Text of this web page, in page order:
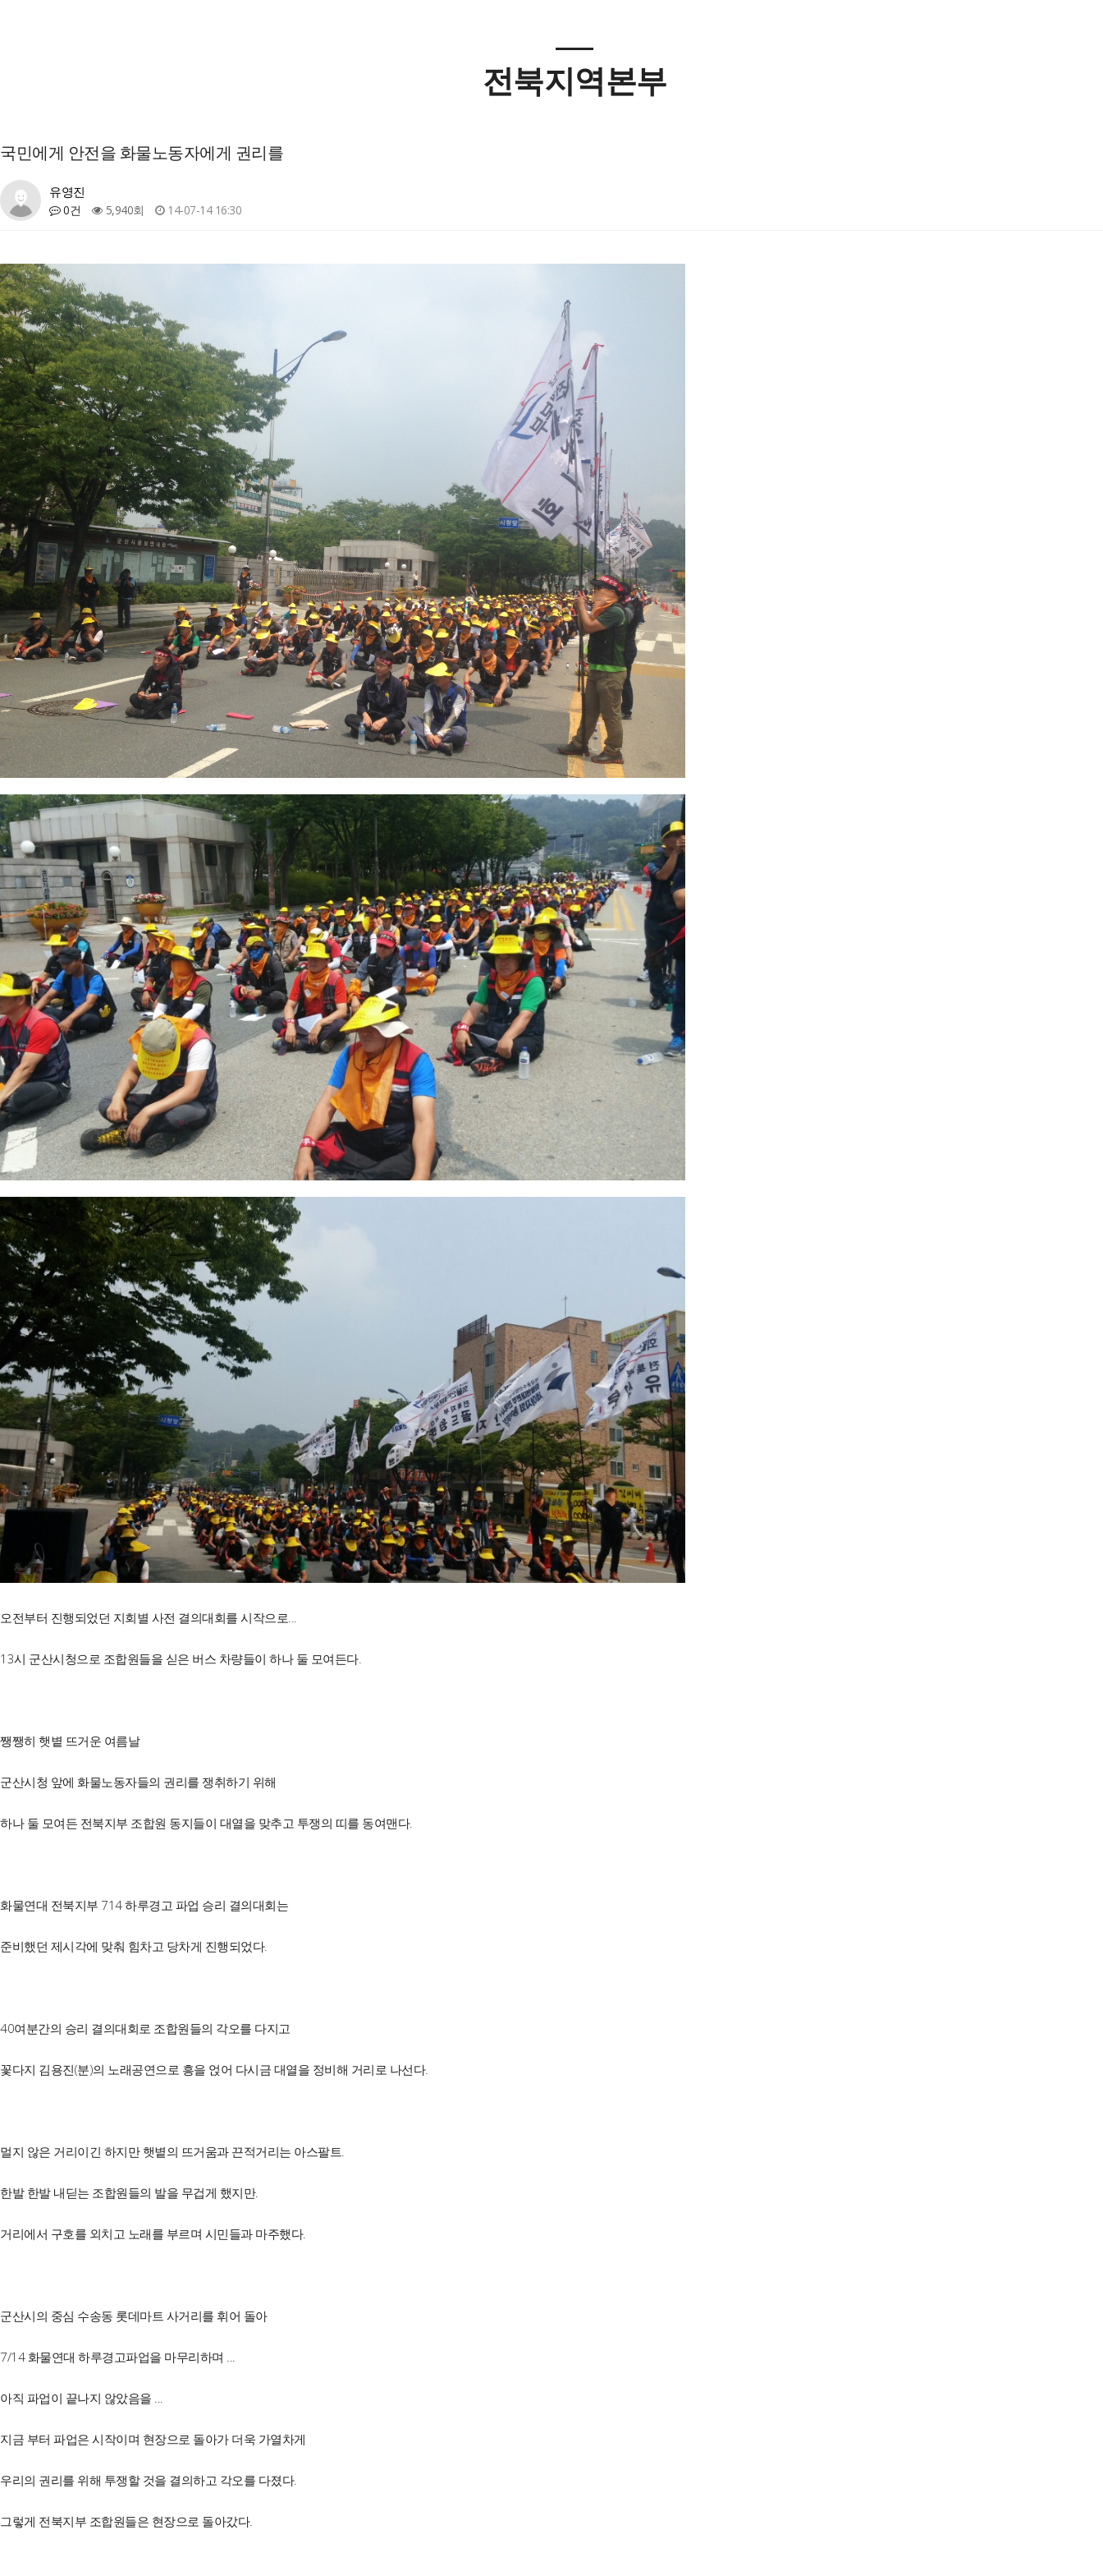
전북지역본부
국민에게 안전을 화물노동자에게 권리를
유영진
0건 5,940회 14-07-14 16:30
오전부터 진행되었던 지회별 사전 결의대회를 시작으로...
13시 군산시청으로 조합원들을 싣은 버스 차량들이 하나 둘 모여든다.
쨍쨍히 햇볕 뜨거운 여름날
군산시청 앞에 화물노동자들의 권리를 쟁취하기 위해
하나 둘 모여든 전북지부 조합원 동지들이 대열을 맞추고 투쟁의 띠를 동여맨다.
화물연대 전북지부 714 하루경고 파업 승리 결의대회는
준비했던 제시각에 맞춰 힘차고 당차게 진행되었다.
40여분간의 승리 결의대회로 조합원들의 각오를 다지고
꽃다지 김용진(분)의 노래공연으로 흥을 얹어 다시금 대열을 정비해 거리로 나선다.
멀지 않은 거리이긴 하지만 햇볕의 뜨거움과 끈적거리는 아스팔트.
한발 한발 내딛는 조합원들의 발을 무겁게 했지만.
거리에서 구호를 외치고 노래를 부르며 시민들과 마주했다.
군산시의 중심 수송동 롯데마트 사거리를 휘어 돌아
7/14 화물연대 하루경고파업을 마무리하며 ...
아직 파업이 끝나지 않았음을 ...
지금 부터 파업은 시작이며 현장으로 돌아가 더욱 가열차게
우리의 권리를 위해 투쟁할 것을 결의하고 각오를 다졌다.
그렇게 전북지부 조합원들은 현장으로 돌아갔다.